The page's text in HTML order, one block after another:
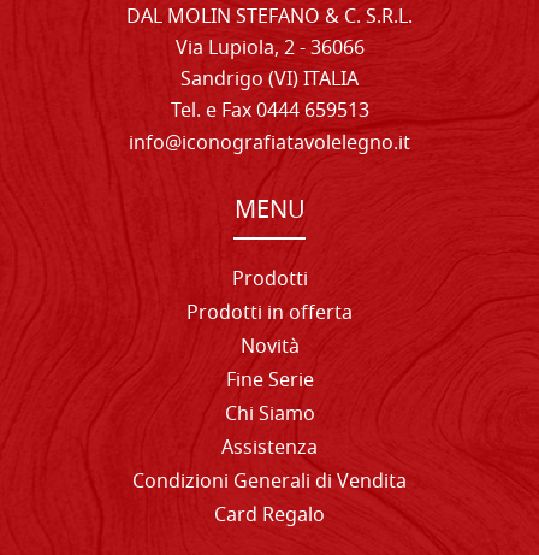
DAL MOLIN STEFANO & C. S.R.L.
Via Lupiola, 2 - 36066
Sandrigo (VI) ITALIA
Tel. e Fax 0444 659513
info@iconografiatavolelegno.it
MENU
Prodotti
Prodotti in offerta
Novità
Fine Serie
Chi Siamo
Assistenza
Condizioni Generali di Vendita
Card Regalo